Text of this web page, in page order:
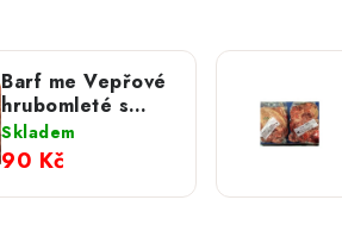
Barf me Vepřové
hrubomleté s
chrupavkou 1 kg
Skladem
90 Kč